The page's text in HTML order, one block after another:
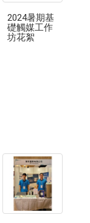
2024暑期基
礎觸媒工作
坊花絮